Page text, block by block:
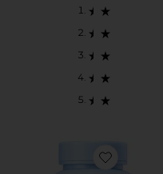
Favorite